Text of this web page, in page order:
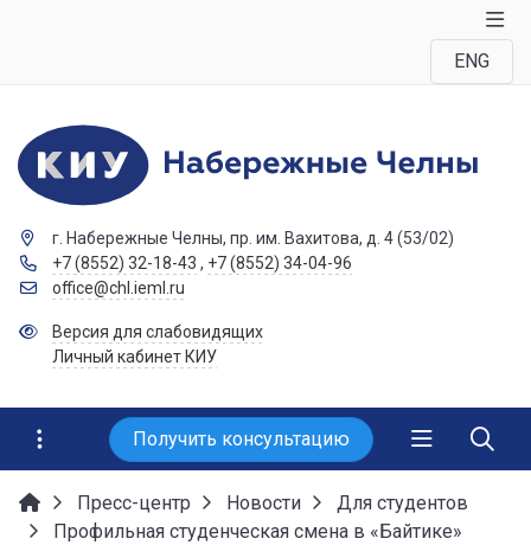
ENG
г. Набережные Челны, пр. им. Вахитова, д. 4 (53/02)
+7 (8552) 32-18-43 , +7 (8552) 34-04-96
office@chl.ieml.ru
Версия для слабовидящих
Личный кабинет КИУ
Получить консультацию
Пресс-центр Новости
Для студентов
Профильная студенческая смена в «Байтике»